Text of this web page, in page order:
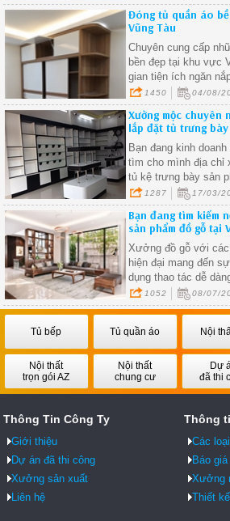
Đóng tủ quần áo
Vũng Tàu
Chuyên cung cấp
bền đẹp tại khu vực
gian tiện ích ngăn
ngủ1450 04/08/
Xưởng mộc
lắp đặt tủ trưng
Bạn đang kinh
tìm cho mình địa chỉ
tủ kệ trưng bày sản
hệ với Xưởng Mộc
những ưu đãi tôt
1287 17/03/
Bạn đang tìm kiếm
sản phẩm đồ gỗ tại
Xưởng đồ gỗ với
hiện đại mang đến
dụng thao tác dễ
sống.1052 08/07/
Tủ bếp Tủ quần áo Nội
Nội thất
trọn gói AZ
Nội thất
chung cư
Dự
đã thi
Thông Tin Công Ty
Giới thiệu
Dự án đã thi công
Xưởng sản xuất
Liên hệ
Thông
Các
Báo
Xưởng
Thiết